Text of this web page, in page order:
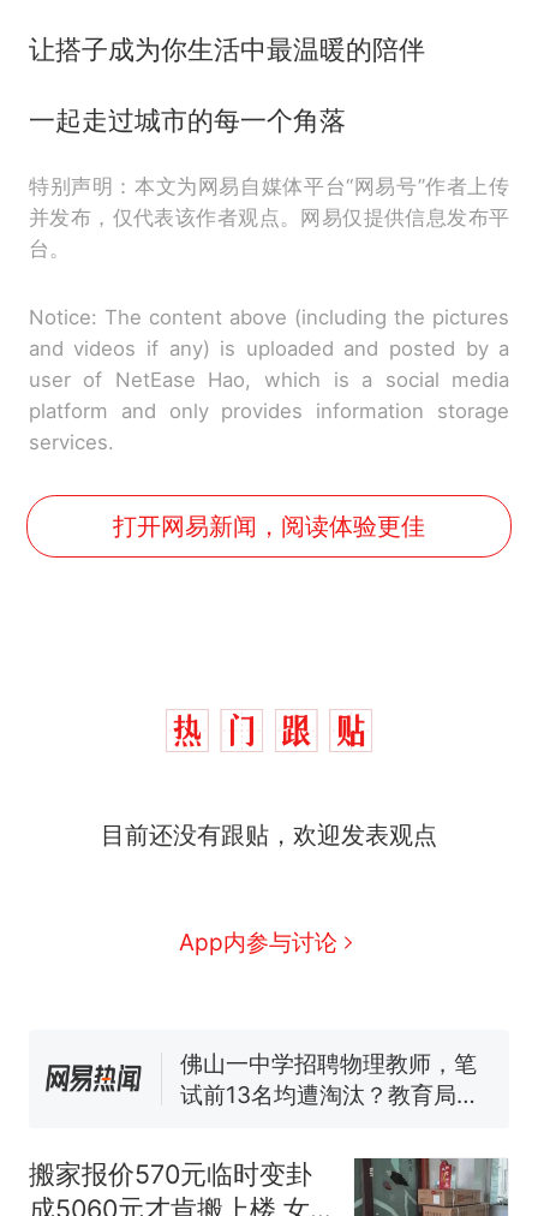
让搭子成为你生活中最温暖的陪伴
一起走过城市的每一个角落
特别声明：本文为网易自媒体平台“网易号”作者上传
并发布，仅代表该作者观点。网易仅提供信息发布平
台。
Notice: The content above (including the pictures
and videos if any) is uploaded and posted by a
user of NetEase Hao, which is a social media
platform and only provides information storage
services.
打开网易新闻，阅读体验更佳
目前还没有跟贴，欢迎发表观点
App内参与讨论
因老师一句“跟我回家”改写了
眼了……
费大厨“全国小炒肉大王”称
号，仅凭视频评出？中国烹饪
佛山一中学招聘物理教师，笔
试前13名均遭淘汰？教育局：
核查
官方通报
热 那个在床头放菜刀的女孩，
搬家报价570元临时变卦
成5060元才肯搬上楼 女